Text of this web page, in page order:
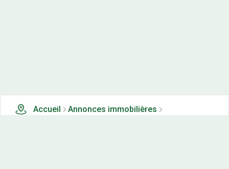
Accueil
Annonces immobilières